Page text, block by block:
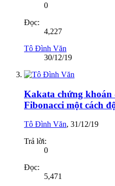
0
Đọc:
4,227
Tô Đình Văn
30/12/19
Kakata chứng khoán
Fibonacci một cách
Tô Đình Văn, 31/12/19
Trả lời:
0
Đọc:
5,471